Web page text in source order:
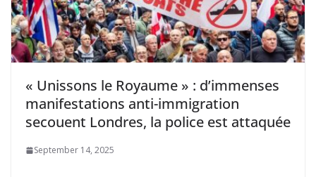
« Unissons le Royaume » : d’immenses
manifestations anti-immigration
secouent Londres, la police est attaquée
September 14, 2025